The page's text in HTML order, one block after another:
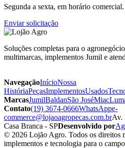
Segunda a sexta, em horário comercial.
Enviar solicitação
Soluções completas para o
multimarcas, implementos Jumil e
NavegaçãoInícioNossa
HistóriaPeçasImplementosUsados
MarcasJumilBaldanSão JoséMiac
Contato(19) 3674-0666WhatsAppe-
commerce@lojaoagropecas.com.brAv.
Casa Branca - SPDesenvolvido por
© 2026 Lojão Agro. Todos os direitos
implementos e tecnologia para o